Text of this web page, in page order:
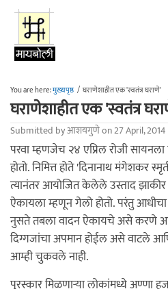
Skip to main content
You are here:मुख्यपृष्ठ / घराणेशाहीत एक 'स्वतंत्र घराणे'
घराणेशाहीत एक 'स्वतंत्र
Submitted byआशयगुणेon 27 April,
परवा म्हणजेच २४ एप्रिल रोजी
होतो. निमित्त होते 'दिनानाथ मंगेशकर
त्यानंतर आयोजित केलेले उस्ताद
ऐकायला म्हणून गेलो होतो. परंतु आधीचा
नुसते तबला वादन ऐकायचे असे करणे
दिग्गजांचा अपमान होईल असे वाटले
आम्ही चुकवले नाही.
पुरस्कार मिळणाऱ्या लोकांमध्ये अण्णा